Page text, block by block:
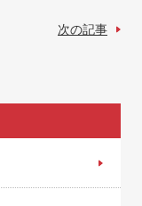
次の記事